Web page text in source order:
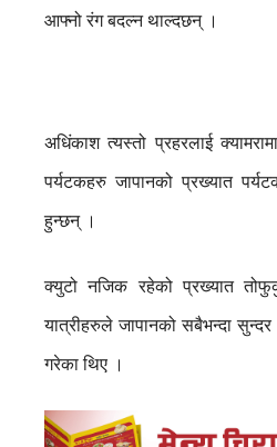
आफ्नो रंग बदल्न थाल्दछन् ।
अधिंकाश त्यस्तो प्रहरलाई
पर्यटकहरु जापानको प्रख्यात
हुन्छन् ।
क्युटो नजिक रहेको प्रख्यात
यात्रीहरुले जापानको सबैभन्दा
गरेका थिए ।